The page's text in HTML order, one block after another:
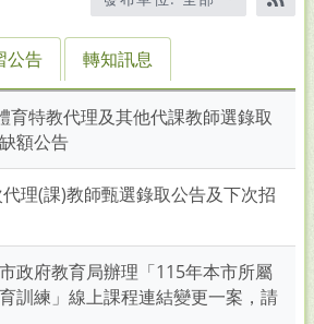
RSS
公告 轉知訊息
育特教代理及其他代課教師選錄取
額公告
理(課)教師甄選錄取公告及下次招
政府教育局辦理「115年本市所屬
訓練」線上課程連結變更一案，請